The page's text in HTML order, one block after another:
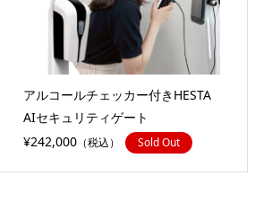
アルコールチェッカー付きHESTA
AIセキュリティゲート
¥242,000（税込） Sold Out